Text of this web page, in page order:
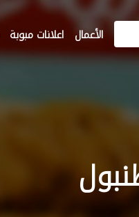
الأعمال اعلانات مبوبة